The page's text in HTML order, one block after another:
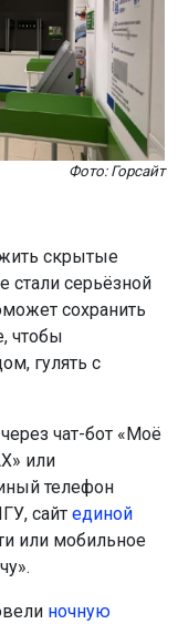
Фото: Горсайт
скрытые
стали серьёзной
сохранить
чтобы
гулять с
чат-бот «Моё
или
телефон
сайт единой
или мобильное
ночную